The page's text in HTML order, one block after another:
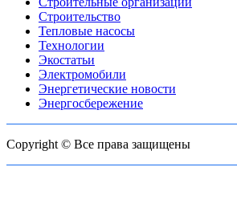
Строительство
Тепловые насосы
Технологии
Экостатьи
Электромобили
Энергетические новости
Энергосбережение
Copyright © Все права защищены